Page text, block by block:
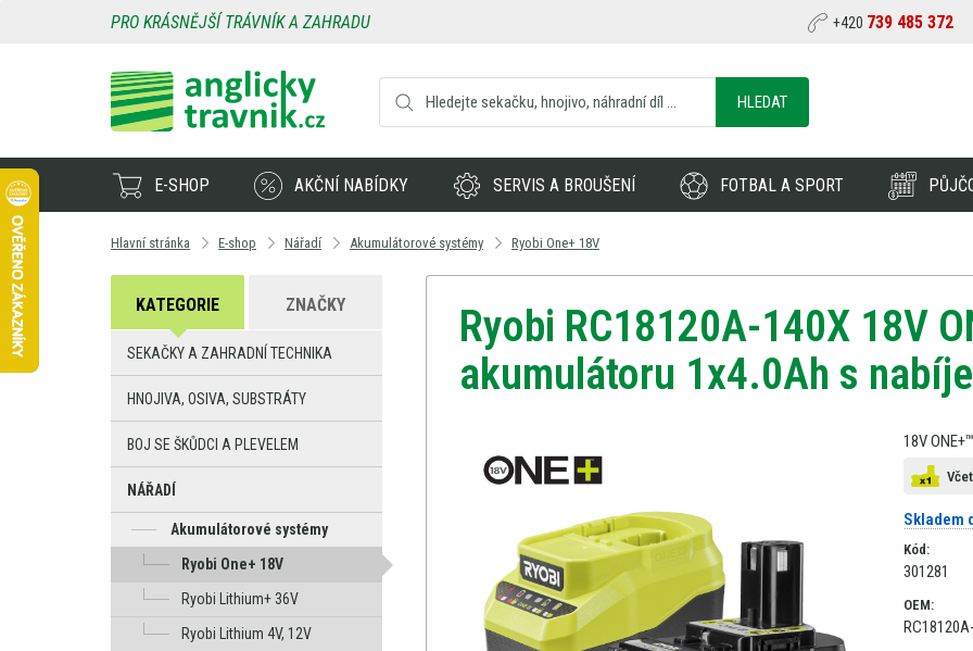
PRO KRÁSNĚJŠÍ TRÁVNÍK A ZAHRADU +420 739 485 372
HLEDAT
E-SHOP AKČNÍ NABÍDKY SERVIS A BROUŠENÍ FOTBAL A SPORT
Hlavní stránka E-shop Nářadí Akumulátorové systémy Ryobi One+ 18V
Ryobi RC18120A-140X 18V
akumulátoru 1x4.0Ah s
18V
Skladem
Kód:
301281
OEM:
KATEGORIE ZNAČKY
SEKAČKY A ZAHRADNÍ TECHNIKA
HNOJIVA, OSIVA, SUBSTRÁTY
BOJ SE ŠKŮDCI A PLEVELEM
NÁŘADÍ
Akumulátorové systémy
Ryobi One+ 18V
Ryobi Lithium+ 36V
Ryobi Lithium 4V, 12V